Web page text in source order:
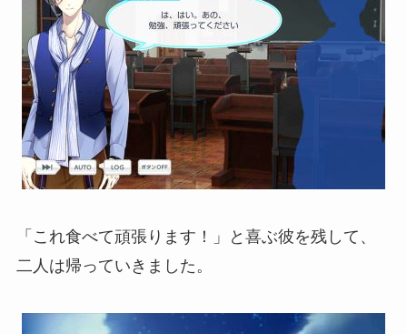
「これ食べて頑張ります！」と喜ぶ彼を残して、
二人は帰っていきました。